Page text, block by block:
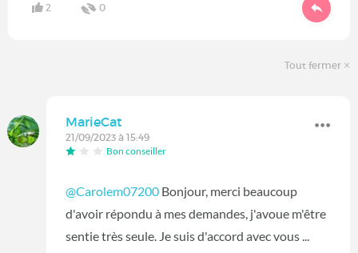
2 0
Tout fermer
MarieCat
21/09/2023 à 15:49
Bon conseiller
@Carolem07200 Bonjour, merci beaucoup
d'avoir répondu à mes demandes, j'avoue m'être
sentie très seule. Je suis d'accord avec vous ...